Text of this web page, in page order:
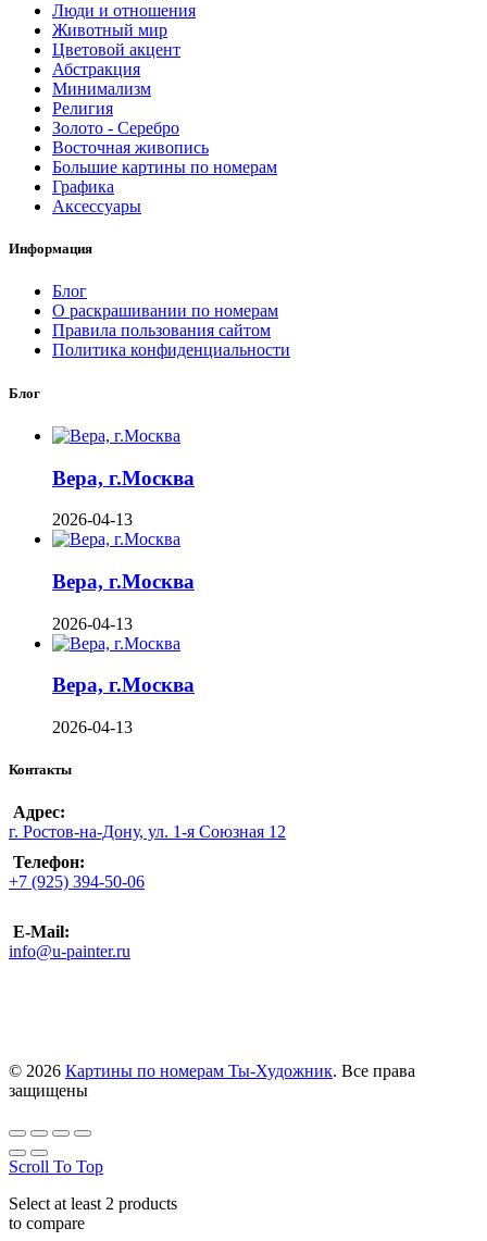
Люди и отношения
Животный мир
Цветовой акцент
Абстракция
Минимализм
Религия
Золото - Серебро
Восточная живопись
Большие картины по номерам
Графика
Аксессуары
Информация
Блог
О раскрашивании по номерам
Правила пользования сайтом
Политика конфиденциальности
Блог
Вера, г.Москва
2026-04-13
Вера, г.Москва
2026-04-13
Вера, г.Москва
2026-04-13
Контакты
Адрес:
г. Ростов-на-Дону, ул. 1-я Союзная 12
Телефон:
+7 (925) 394-50-06
E-Mail:
info@u-painter.ru
© 2026 Картины по номерам Ты-Художник. Все права
защищены
Scroll To Top
Select at least 2 products
to compare